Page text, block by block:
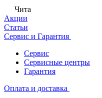
Чита
Акции
Статьи
Сервис и Гарантия
Сервис
Сервисные центры
Гарантия
Оплата и доставка